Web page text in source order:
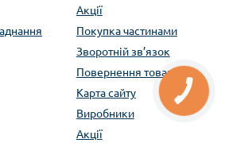
Акції
Покупка частинами
Зворотній зв’язок
Повернення товару
Карта сайту
Виробники
Акції